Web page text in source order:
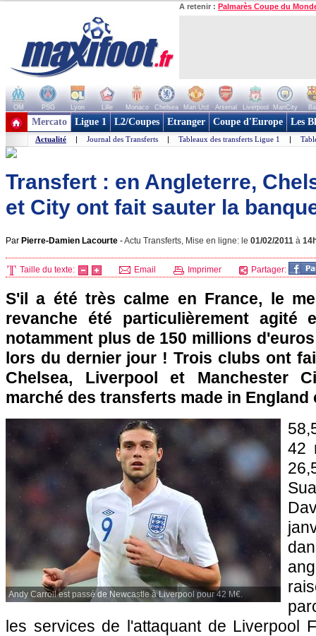
A retenir : Palmarès Coupe du
OM PSG Lyon Lille Monaco Chelsea Man Utd Arsenal Liverpool ManCity
+ de clubs
Mercato Ligue 1 L2/Coupes Etranger Coupe d'Europe Les
Actualité | Journal des Transferts | Tableaux des transferts Ligue 1 |
Transfert : en Angleterre,
et City ont fait sauter la
Par Pierre-Damien Lacourte -Actu Transferts, Mise en ligne: le 01/02/2011 à
Taille du texte: Email Imprimer Partager:
S'il a été très calme en France, le
revanche été particulièrement agité
notamment plus de 150 millions
lors du dernier jour ! Trois clubs ont
Chelsea, Liverpool et Manchester
marché des transferts made in
Andy Carroll est passé de Newcastle à Liverpool pour 42 M€.
42
les services de l'attaquant de Liverpool